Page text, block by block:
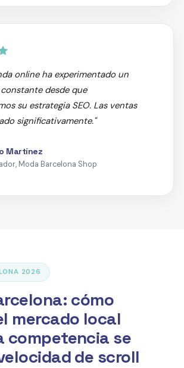
online ha experimentado un
desde que
su estrategia SEO. Las ventas
significativamente."
Martínez
Moda Barcelona Shop
2026
cómo
mercado local
competencia se
de scroll